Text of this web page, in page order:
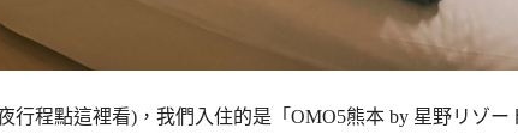
行程點這裡看)，我們入住的是「OMO5熊本 by 星野リゾー